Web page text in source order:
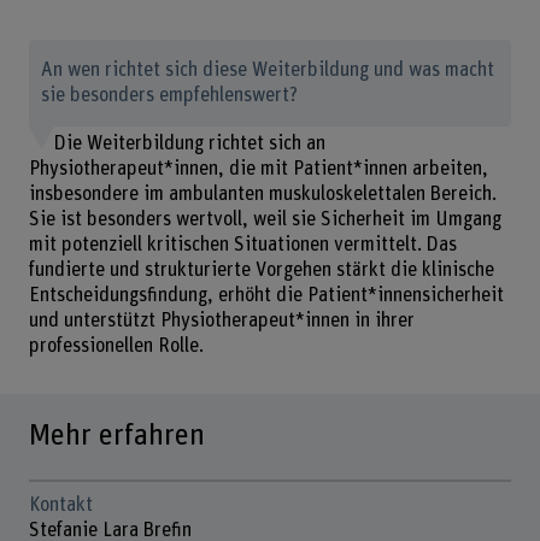
An wen richtet sich diese Weiterbildung und was macht
sie besonders empfehlenswert?
Die Weiterbildung richtet sich an
Physiotherapeut*innen, die mit Patient*innen arbeiten,
insbesondere im ambulanten muskuloskelettalen Bereich.
Sie ist besonders wertvoll, weil sie Sicherheit im Umgang
mit potenziell kritischen Situationen vermittelt. Das
fundierte und strukturierte Vorgehen stärkt die klinische
Entscheidungsfindung, erhöht die Patient*innensicherheit
und unterstützt Physiotherapeut*innen in ihrer
professionellen Rolle.
Mehr erfahren
Kontakt
Stefanie Lara Brefin